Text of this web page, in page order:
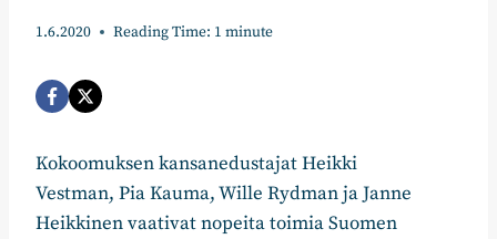
1.6.2020 Reading Time: 1 minute
Kokoomuksen kansanedustajat Heikki
Vestman, Pia Kauma, Wille Rydman ja Janne
Heikkinen vaativat nopeita toimia Suomen